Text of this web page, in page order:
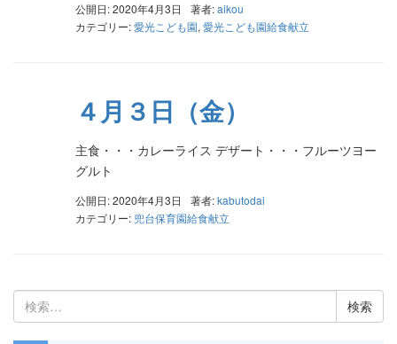
公開日: 2020年4月3日 著者:aikou
カテゴリー:愛光こども園, 愛光こども園給食献立
４月３日（金）
主食・・・カレーライス デザート・・・フルーツヨー
グルト
公開日: 2020年4月3日 著者:kabutodai
カテゴリー: 兜台保育園給食献立
検
索: